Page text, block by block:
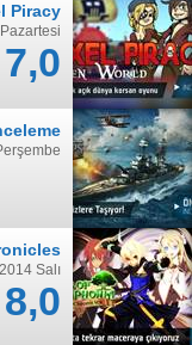
Piracy
7,0
Salı
8,0